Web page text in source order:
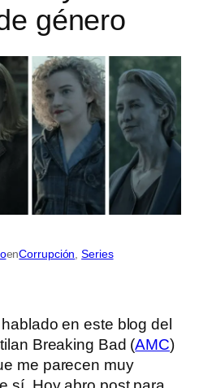
género
enCorrupción , Series
en este blog del
Breaking Bad (AMC)
me parecen muy